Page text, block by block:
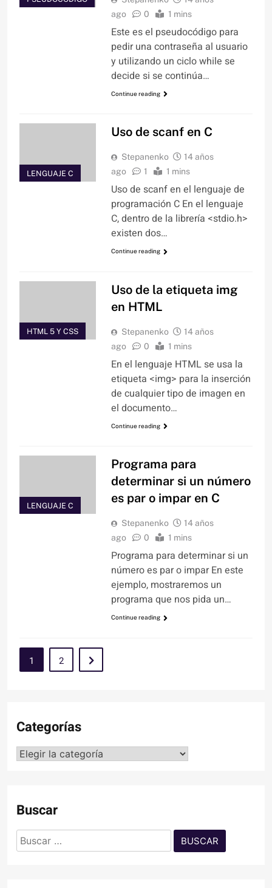
ago
0 1 mins
Este es el pseudocódigo para
pedir una contraseña al usuario
y utilizando un ciclo while se
decide si se continúa…
Continue reading
LENGUAJE C
Uso de scanf en C
Stepanenko
14 años
ago
1 1 mins
Uso de scanf en el lenguaje de
programación C En el lenguaje
C, dentro de la librería <stdio.h>
existen dos…
Continue reading
HTML 5 Y CSS
Uso de la etiqueta img
en HTML
Stepanenko
14 años
ago
0 1 mins
En el lenguaje HTML se usa la
etiqueta <img> para la inserción
de cualquier tipo de imagen en
el documento…
Continue reading
LENGUAJE C
Programa para
determinar si un número
es par o impar en C
Stepanenko
14 años
ago
0 1 mins
Programa para determinar si un
número es par o impar En este
ejemplo, mostraremos un
programa que nos pida un…
Continue reading
1 2
Categorías
Categorías
Buscar
Buscar: